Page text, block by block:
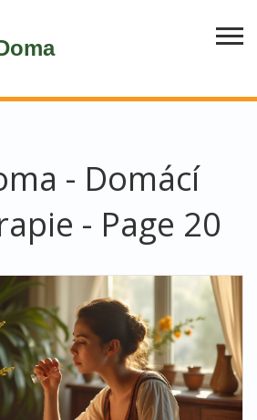
- Domácí
- Page 20